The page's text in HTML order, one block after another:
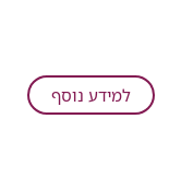
אם
למידע נוסףעל
בדיקת